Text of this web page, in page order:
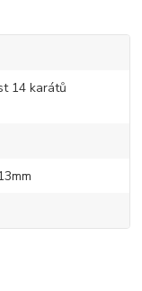
14 karátů